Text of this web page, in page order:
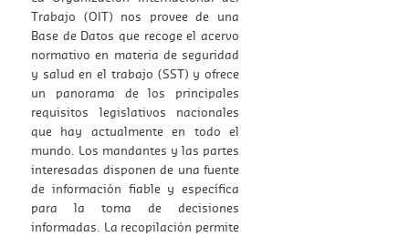
Trabajo (OIT) nos provee de una
Base de Datos que recoge el acervo
normativo en materia de seguridad
y salud en el trabajo (SST) y ofrece
un panorama de los principales
requisitos legislativos nacionales
que hay actualmente en todo el
mundo. Los mandantes y las partes
interesadas disponen de una fuente
de información fiable y específica
para la toma de decisiones
informadas. La recopilación permite